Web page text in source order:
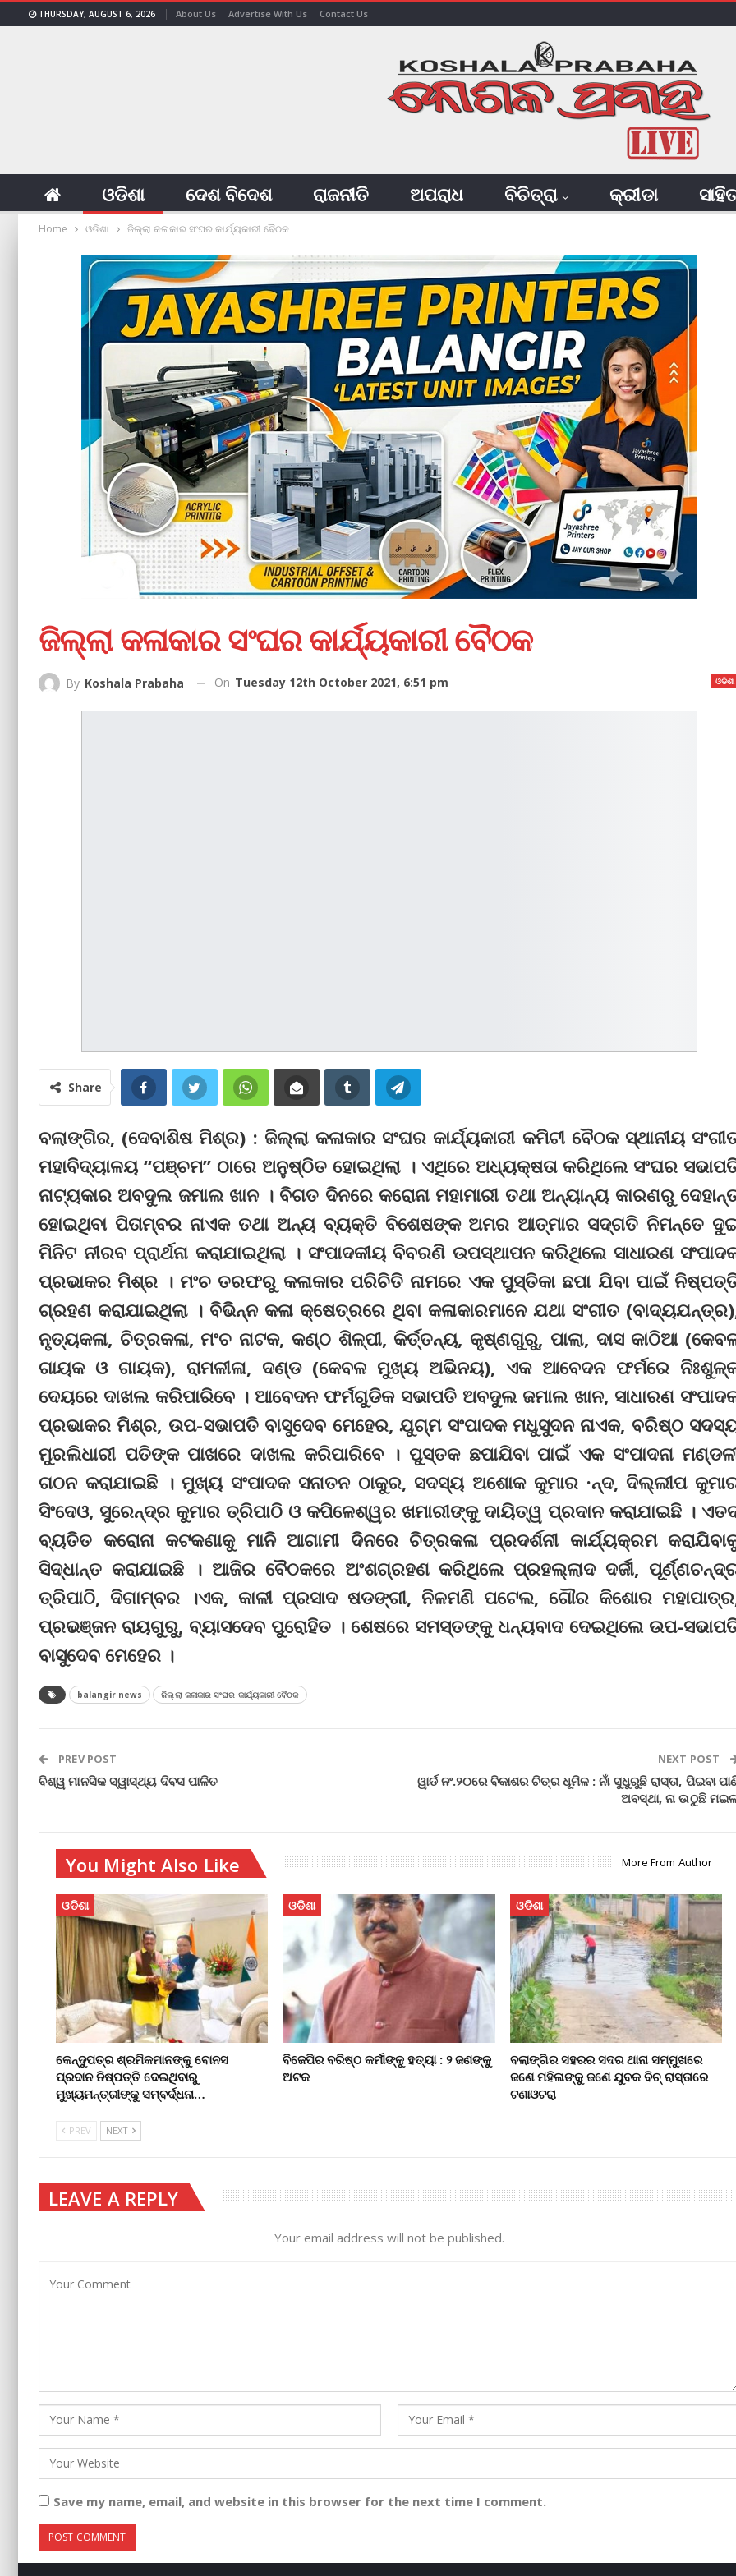
THURSDAY, AUGUST 6, 2026 About Us Advertise With Us Contact Us
ଓଡିଶା ଦେଶ ବିଦେଶ ରାଜନୀତି ଅପରାଧ ବିଚିତ୍ରା କ୍ରୀଡା
Home ଓଡିଶା ଜିଲ୍ଲା କଳାକାର ସଂଘର କାର୍ଯ୍ୟକାରୀ ବୈଠକ
ଜିଲ୍ଲା କଳାକାର ସଂଘର କାର୍ଯ୍ୟକାରୀ ବୈଠକ
ଓଡିଶା
By Koshala Prabaha On Tuesday 12th October 2021, 6:51 pm
Share
ବଲାଙ୍ଗିର, (ଦେବାଶିଷ ମିଶ୍ର) : ଜିଲ୍ଲା କଳାକାର ସଂଘର କାର୍ଯ୍ୟକାରୀ କମିଟୀ ବୈଠକ ସ୍ଥାନୀୟ
ମହାବିଦ୍ୟାଳୟ “ପଞ୍ଚମ” ଠାରେ ଅନୁଷ୍ଠିତ ହୋଇଥିଲା । ଏଥିରେ ଅଧ୍ୟକ୍ଷତା କରିଥିଲେ ସଂଘର
ନାଟ୍ୟକାର ଅବଦୁଲ ଜମାଲ ଖାନ । ବିଗତ ଦିନରେ କରୋନା ମହାମାରୀ ତଥା ଅନ୍ୟାନ୍ୟ କାରଣରୁ
ହୋଇଥିବା ପିତାମ୍ବର ନାଏକ ତଥା ଅନ୍ୟ ବ୍ୟକ୍ତି ବିଶେଷଙ୍କ ଅମର ଆତ୍ମାର ସଦ୍‌ଗତି ନିମନ୍ତେ
ମିନିଟ ନୀରବ ପ୍ରାର୍ଥନା କରାଯାଇଥିଲା । ସଂପାଦକୀୟ ବିବରଣି ଉପସ୍ଥାପନ କରିଥିଲେ ସାଧାରଣ
ପ୍ରଭାକର ମିଶ୍ର । ମଂଚ ତରଫରୁ କଳାକାର ପରିଚିତି ନାମରେ ଏକ ପୁସ୍ତିକା ଛପା ଯିବା ପାଇଁ
ଗ୍ରହଣ କରାଯାଇଥିଲା । ବିଭିନ୍ନ କଳା କ୍ଷେତ୍ରରେ ଥିବା କଳାକାରମାନେ ଯଥା ସଂଗୀତ
ନୃତ୍ୟକଳା, ଚିତ୍ରକଳା, ମଂଚ ନାଟକ, କଣ୍ଠ ଶିଳ୍ପୀ, କିର୍ତ୍ତନ୍ୟ, କୃଷ୍ଣଗୁରୁ, ପାଲା, ଦାସ କାଠିଆ
ଗାୟକ ଓ ଗାୟକ), ରାମଳୀଳା, ଦଣ୍ଡ (କେବଳ ମୁଖ୍ୟ ଅଭିନୟ), ଏକ ଆବେଦନ ଫର୍ମରେ
ଦେୟରେ ଦାଖଲ କରିପାରିବେ । ଆବେଦନ ଫର୍ମଗୁଡିକ ସଭାପତି ଅବଦୁଲ ଜମାଲ ଖାନ, ସାଧାରଣ
ପ୍ରଭାକର ମିଶ୍ର, ଉପ-ସଭାପତି ବାସୁଦେବ ମେହେର, ଯୁଗ୍ମ ସଂପାଦକ ମଧୁସୁଦନ ନାଏକ, ବରିଷ୍ଠ
ମୁରଲିଧାରୀ ପତିଙ୍କ ପାଖରେ ଦାଖଲ କରିପାରିବେ । ପୁସ୍ତକ ଛପାଯିବା ପାଇଁ ଏକ ସଂପାଦନା
ଗଠନ କରାଯାଇଛି । ମୁଖ୍ୟ ସଂପାଦକ ସନାତନ ଠାକୁର, ସଦସ୍ୟ ଅଶୋକ କୁମାର ·ନ୍ଦ, ଦିଲ୍ଲୀପ
ସିଂଦେଓ, ସୁରେନ୍ଦ୍ର କୁମାର ତ୍ରିପାଠି ଓ କପିଳେଶ୍ୱର ଖମାରୀଙ୍କୁ ଦାୟିତ୍ୱ ପ୍ରଦାନ କରାଯାଇଛି ।
ବ୍ୟତିତ କରୋନା କଟକଣାକୁ ମାନି ଆଗାମୀ ଦିନରେ ଚିତ୍ରକଳା ପ୍ରଦର୍ଶନୀ କାର୍ଯ୍ୟକ୍ରମ
ସିଦ୍ଧାନ୍ତ କରାଯାଇଛି । ଆଜିର ବୈଠକରେ ଅଂଶଗ୍ରହଣ କରିଥିଲେ ପ୍ରହଲ୍ଲାଦ ଦର୍ଜୀ,
ତ୍ରିପାଠି, ଦିଗାମ୍ବର ।ଏକ, କାଳୀ ପ୍ରସାଦ ଷଡଙ୍ଗୀ, ନିଳମଣି ପଟେଲ, ଗୌର କିଶୋର
ପ୍ରଭଞ୍ଜନ ରାୟଗୁରୁ, ବ୍ୟାସଦେବ ପୁରୋହିତ । ଶେଷରେ ସମସ୍ତଙ୍କୁ ଧନ୍ୟବାଦ ଦେଇଥିଲେ ଉପ-
ବାସୁଦେବ ମେହେର ।
balangir news ଜିଲ୍ଲା କଳାକାର ସଂଘର କାର୍ଯ୍ୟକାରୀ ବୈଠକ
PREV POST
ବିଶ୍ୱ ମାନସିକ ସ୍ୱାସ୍ଥ୍ୟ ଦିବସ ପାଳିତ
NEXT POST
ୱାର୍ଡ ନଂ.୨୦ରେ ବିକାଶର ଚିତ୍ର ଧୂମିଳ : ନାଁ ସୁଧୁରୁଛି ରାସ୍ତା, ପିଇବା
ଅବସ୍ଥା, ନା ଉଠୁଛି
You Might Also Like More From Author
ଓଡିଶା
କେନ୍ଦୁପତ୍ର ଶ୍ରମିକମାନଙ୍କୁ ବୋନସ
ପ୍ରଦାନ ନିଷ୍ପତ୍ତି ଦେଇଥିବାରୁ
ମୁଖ୍ୟମନ୍ତ୍ରୀଙ୍କୁ ସମ୍ବର୍ଦ୍ଧନା…
ଓଡିଶା
ବିଜେପିର ବରିଷ୍ଠ କର୍ମୀଙ୍କୁ ହତ୍ୟା : ୨ ଜଣଙ୍କୁ
ଅଟକ
ଓଡିଶା
ବଲାଙ୍ଗିର ସହରର ସଦର ଥାନା ସମ୍ମୁଖରେ
ଜଣେ ମହିଳାଙ୍କୁ ଜଣେ ଯୁବକ ବିଚ୍‌ ରାସ୍ତାରେ
ଟଣାଓଟରା
PREV NEXT
LEAVE A REPLY
Your email address will not be published.
Save my name, email, and website in this browser for the next time I comment.